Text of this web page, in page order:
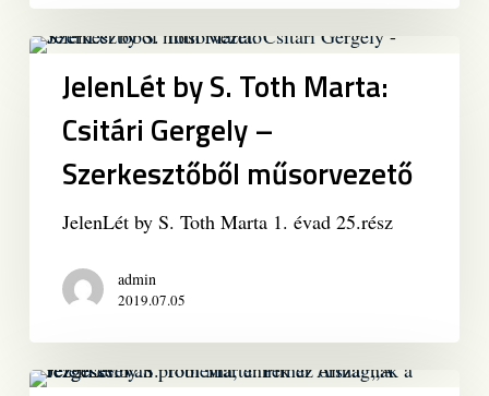
világából
az
világába
JelenLét
Marta:
Csitári
Gergely
Szerkesztőből
műsorvezető
JelenLét by S. Toth Marta:
Csitári Gergely –
Szerkesztőből műsorvezető
JelenLét by S. Toth Marta 1. évad 25.rész
admin
2019.07.05
JelenLét